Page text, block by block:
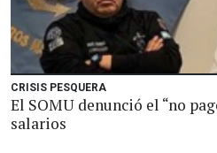
CRISIS PESQUERA
El SOMU denunció el “no
salarios